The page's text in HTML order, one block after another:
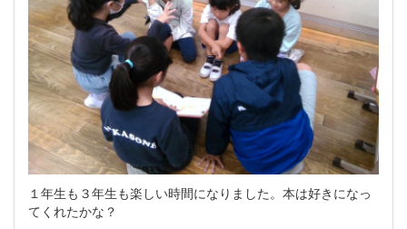
１年生も３年生も楽しい時間になりました。本は好きになっ
てくれたかな？